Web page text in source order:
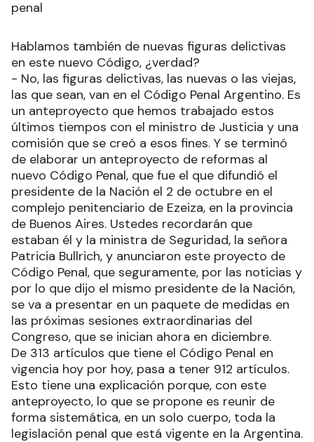
penal
Hablamos también de nuevas figuras delictivas
en este nuevo Código, ¿verdad?
- No, las figuras delictivas, las nuevas o las viejas,
las que sean, van en el Código Penal Argentino. Es
un anteproyecto que hemos trabajado estos
últimos tiempos con el ministro de Justicia y una
comisión que se creó a esos fines. Y se terminó
de elaborar un anteproyecto de reformas al
nuevo Código Penal, que fue el que difundió el
presidente de la Nación el 2 de octubre en el
complejo penitenciario de Ezeiza, en la provincia
de Buenos Aires. Ustedes recordarán que
estaban él y la ministra de Seguridad, la señora
Patricia Bullrich, y anunciaron este proyecto de
Código Penal, que seguramente, por las noticias y
por lo que dijo el mismo presidente de la Nación,
se va a presentar en un paquete de medidas en
las próximas sesiones extraordinarias del
Congreso, que se inician ahora en diciembre.
De 313 artículos que tiene el Código Penal en
vigencia hoy por hoy, pasa a tener 912 artículos.
Esto tiene una explicación porque, con este
anteproyecto, lo que se propone es reunir de
forma sistemática, en un solo cuerpo, toda la
legislación penal que está vigente en la Argentina.